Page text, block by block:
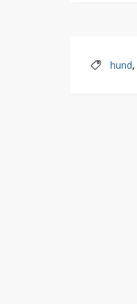
hund,